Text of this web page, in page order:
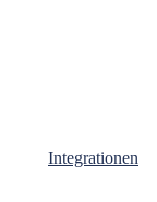
Integrationen